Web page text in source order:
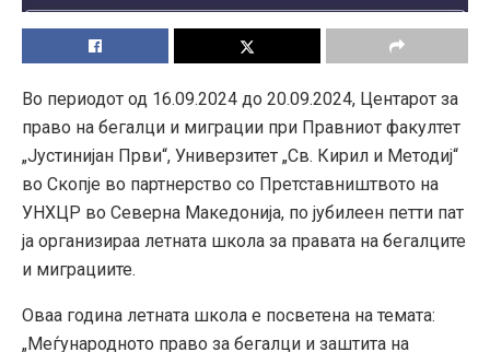
Во периодот од 16.09.2024 до 20.09.2024, Центарот за
право на бегалци и миграции при Правниот факултет
„Јустинијан Први“, Универзитет „Св. Кирил и Методиј“
во Скопје во партнерство со Претставништвото на
УНХЦР во Северна Македонија, по јубилеен петти пат
ја организираа летната школа за правата на бегалците
и миграциите.
Оваа година летната школа е посветена на темата:
„Меѓународното право за бегалци и заштита на